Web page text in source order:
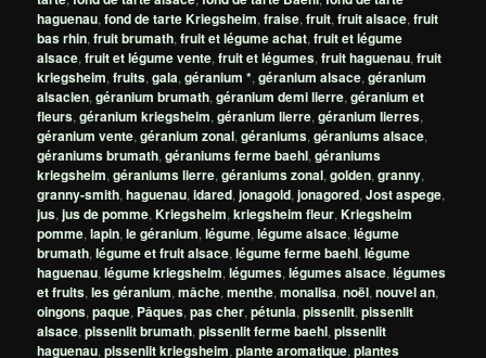
haguenau,fond de tarte Kriegsheim,fraise,fruit,fruit alsace,fruit
bas rhin,fruit brumath,fruit et légume achat,fruit et légume
alsace,fruit et légume vente,fruit et légumes,fruit haguenau,fruit
kriegsheim,fruits,gala,géranium *,géranium alsace,géranium
alsacien,géranium brumath,géranium demi lierre,géranium et
fleurs,géranium kriegsheim,géranium lierre,géranium lierres,
géranium vente,géranium zonal,géraniums,géraniums alsace,
géraniums brumath,géraniums ferme baehl,géraniums
kriegsheim,géraniums lierre,géraniums zonal,golden,granny,
granny-smith,haguenau,idared,jonagold,jonagored,Jost aspege,
jus,jus de pomme,Kriegsheim,kriegsheim fleur,Kriegsheim
pomme,lapin,le géranium,légume,légume alsace,légume
brumath,légume et fruit alsace,légume ferme baehl,légume
haguenau,légume kriegsheim,légumes,légumes alsace,légumes
et fruits,les géranium,mâche,menthe,monalisa,noël,nouvel an,
oingons,paque, Pâques,pas cher,pétunia,pissenlit,pissenlit
alsace,pissenlit brumath,pissenlit ferme baehl,pissenlit
haguenau,pissenlit kriegsheim,plante aromatique,plantes